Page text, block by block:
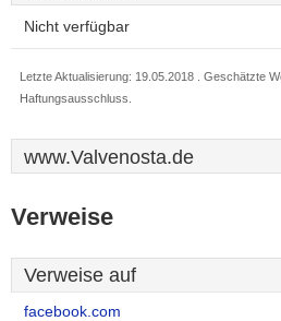
Nicht verfügbar
Letzte Aktualisierung: 19.05.2018 . Geschätzte
Haftungsausschluss.
www.Valvenosta.de
Verweise
Verweise auf
facebook.com